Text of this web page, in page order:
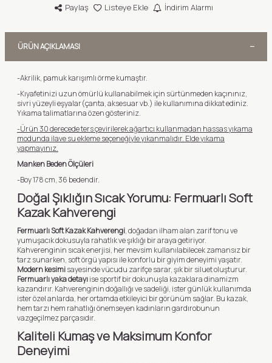
Paylaş Listeye Ekle İndirim Alarmı
ÜRÜN AÇIKLAMASI
-Akrilik, pamuk karışımlı örme kumaştır.
-Kıyafetinizi uzun ömürlü kullanabilmek için sürtünmeden kaçınınız,
sivri yüzeyli eşyalar(çanta, aksesuar vb.) ile kullanımına dikkat ediniz.
Yıkama talimatlarına özen gösteriniz.
-Ürün 30 derecede ters çevirilerek ağartıcı kullanmadan hassas yıkama
modunda ilave su ekleme seçeneğiyle yıkanmalıdır. Elde yıkama
yapmayınız.
Manken Beden Ölçüleri
-Boy 178 cm, 36 bedendir.
Doğal Şıklığın Sıcak Yorumu: Fermuarlı Soft
Kazak Kahverengi
Fermuarlı Soft Kazak Kahverengi, doğadan ilham alan zarif tonu ve
yumuşacık dokusuyla rahatlık ve şıklığı bir araya getiriyor.
Kahverenginin sıcak enerjisi, her mevsim kullanılabilecek zamansız bir
tarz sunarken, soft örgü yapısı ile konforlu bir giyim deneyimi yaşatır.
Modern kesimisayesinde vücudu zarifçe sarar, şık bir siluet oluşturur.
Fermuarlı yaka detayıise sportif bir dokunuşla kazaklara dinamizm
kazandırır. Kahverenginin doğallığı ve sadeliği, ister günlük kullanımda
ister özel anlarda, her ortamda etkileyici bir görünüm sağlar. Bu kazak,
hem tarzı hem rahatlığı önemseyen kadınların gardırobunun
vazgeçilmez parçasıdır.
Kaliteli Kumaş ve Maksimum Konfor
Deneyimi